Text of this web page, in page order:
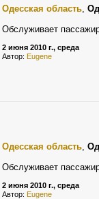
Одесская область,
Обслуживает
2 июня 2010 г., среда
Автор: Eugene
Одесская область,
Обслуживает
2 июня 2010 г., среда
Автор: Eugene